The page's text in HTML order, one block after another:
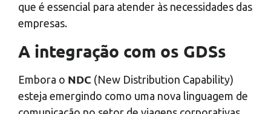
que é essencial para atender às necessidades das
empresas.
A integração com os GDSs
Embora o NDC (New Distribution Capability)
esteja emergindo como uma nova linguagem de